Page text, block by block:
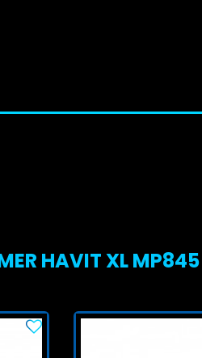
HAVIT XL